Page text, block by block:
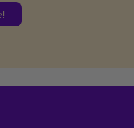
Podrás ejercer tus